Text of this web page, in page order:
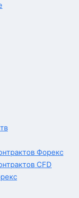
Форекс
CFD